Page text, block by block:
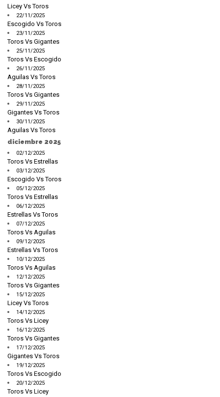
Licey Vs Toros
22/11/2025
Escogido Vs Toros
23/11/2025
Toros Vs Gigantes
25/11/2025
Toros Vs Escogido
26/11/2025
Aguilas Vs Toros
28/11/2025
Toros Vs Gigantes
29/11/2025
Gigantes Vs Toros
30/11/2025
Aguilas Vs Toros
diciembre 2025
02/12/2025
Toros Vs Estrellas
03/12/2025
Escogido Vs Toros
05/12/2025
Toros Vs Estrellas
06/12/2025
Estrellas Vs Toros
07/12/2025
Toros Vs Aguilas
09/12/2025
Estrellas Vs Toros
10/12/2025
Toros Vs Aguilas
12/12/2025
Toros Vs Gigantes
15/12/2025
Licey Vs Toros
14/12/2025
Toros Vs Licey
16/12/2025
Toros Vs Gigantes
17/12/2025
Gigantes Vs Toros
19/12/2025
Toros Vs Escogido
20/12/2025
Toros Vs Licey